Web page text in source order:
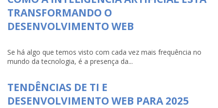
TRANSFORMANDO O
DESENVOLVIMENTO WEB
Se há algo que temos visto com cada vez mais frequência no
mundo da tecnologia, é a presença da...
TENDÊNCIAS DE TI E
DESENVOLVIMENTO WEB PARA 2025